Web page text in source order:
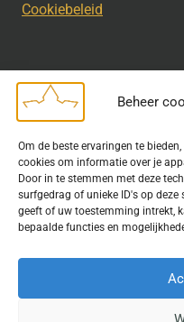
Beheer
Om de beste ervaringen te
cookies om informatie over je
Door in te stemmen met deze
surfgedrag of unieke ID's op
geeft of uw toestemming intrekt,
bepaalde functies en
Cookiebeleid
Bij het uitdragen van de
Kring wordt gebruik
waarvoor toestemming is
publicatie van tekst of beeld